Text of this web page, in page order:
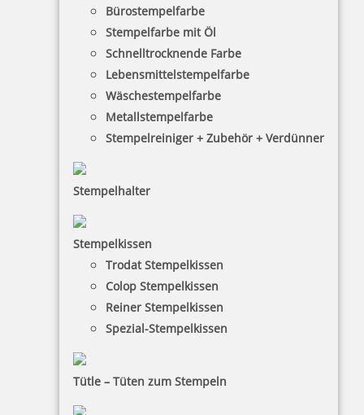
Bürostempelfarbe
Stempelfarbe mit Öl
Schnelltrocknende Farbe
Lebensmittelstempelfarbe
Wäschestempelfarbe
Metallstempelfarbe
Stempelreiniger + Zubehör + Verdünner
Stempelhalter
Stempelkissen
Trodat Stempelkissen
Colop Stempelkissen
Reiner Stempelkissen
Spezial-Stempelkissen
Tütle – Tüten zum Stempeln
HINWEISE
Versandinformationen
Zahlungsbedingungen
Bestellhinweise